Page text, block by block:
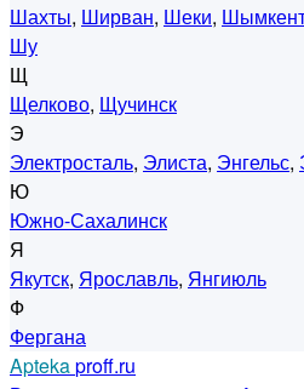
Шахты, Ширван, Шеки,
Шу
Щ
Щелково, Щучинск
Э
Электросталь, Элиста, Энгельс,
Ю
Южно-Сахалинск
Я
Якутск, Ярославль, Янгиюль
Ф
Фергана
Aptekaproff.ru